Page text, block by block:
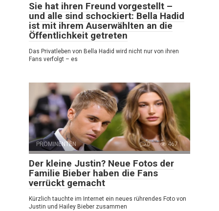
Sie hat ihren Freund vorgestellt –
und alle sind schockiert: Bella Hadid
ist mit ihrem Auserwählten an die
Öffentlichkeit getreten
Das Privatleben von Bella Hadid wird nicht nur von ihren
Fans verfolgt – es
PROMINENTEN 0 467
Der kleine Justin? Neue Fotos der
Familie Bieber haben die Fans
verrückt gemacht
Kürzlich tauchte im Internet ein neues rührendes Foto von
Justin und Hailey Bieber zusammen